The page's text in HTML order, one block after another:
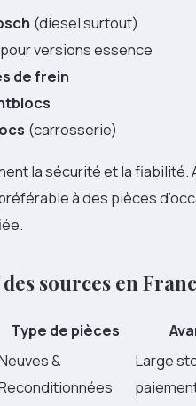
(diesel surtout)
pour versions essence
de frein
(carrosserie)
la sécurité et la fiabilité.
à des pièces
sources en
Type de pièces
&
Large